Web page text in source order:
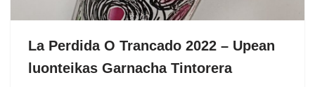
La Perdida O Trancado 2022 – Upean
luonteikas Garnacha Tintorera